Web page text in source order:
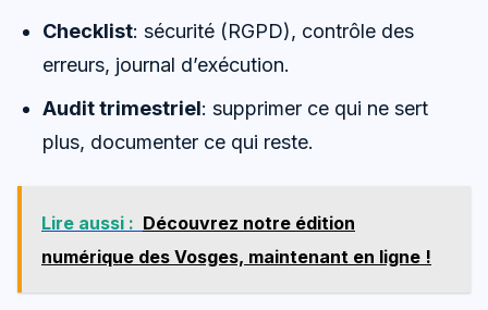
Checklist: sécurité (RGPD), contrôle des
erreurs, journal d’exécution.
Audit trimestriel: supprimer ce qui ne sert
plus, documenter ce qui reste.
Lire aussi : Découvrez notre édition
numérique des Vosges, maintenant en ligne !